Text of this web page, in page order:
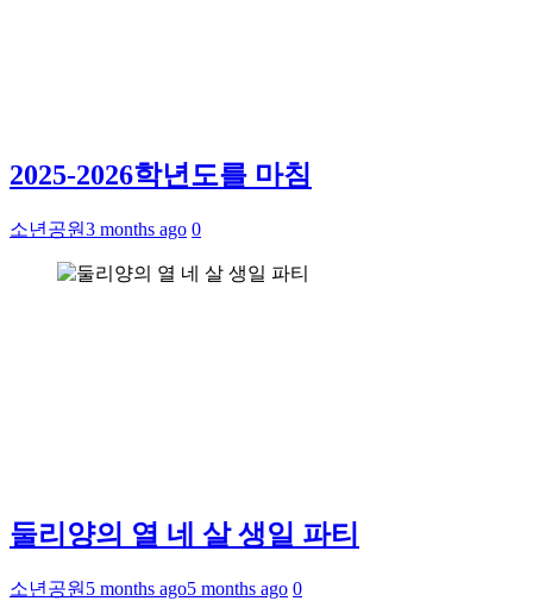
2025-2026학년도를 마침
소년공원3 months ago 0
둘리양의 열 네 살 생일 파티
소년공원 5 months ago5 months ago 0